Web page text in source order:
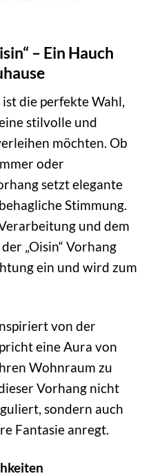
– Ein Hauch
ist die perfekte Wahl,
stilvolle und
möchten. Ob
oder
setzt elegante
Stimmung.
und dem
„Oisin“ Vorhang
ein und wird zum
von der
eine Aura von
Wohnraum zu
Vorhang nicht
sondern auch
Fantasie anregt.